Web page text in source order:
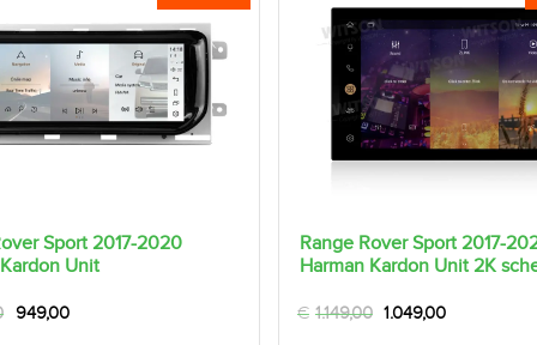
Sport 2017-2020
Unit
949,00
Range Rover Sport 2017-
Harman Kardon Unit 2K
€ 1.149,00 1.049,00